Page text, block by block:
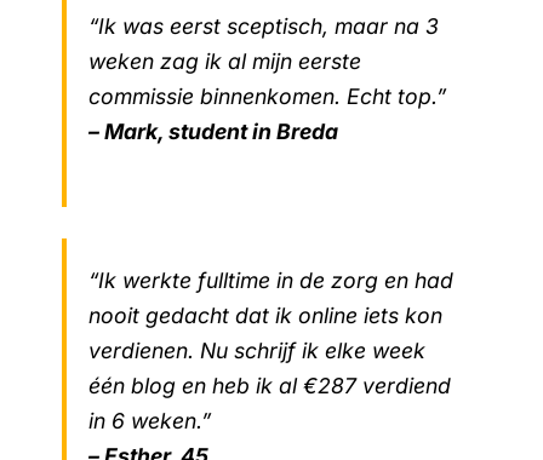
“Ik was eerst sceptisch, maar na 3
weken zag ik al mijn eerste
commissie binnenkomen. Echt top.”
– Mark, student in Breda
“Ik werkte fulltime in de zorg en had
nooit gedacht dat ik online iets kon
verdienen. Nu schrijf ik elke week
één blog en heb ik al €287 verdiend
in 6 weken.”